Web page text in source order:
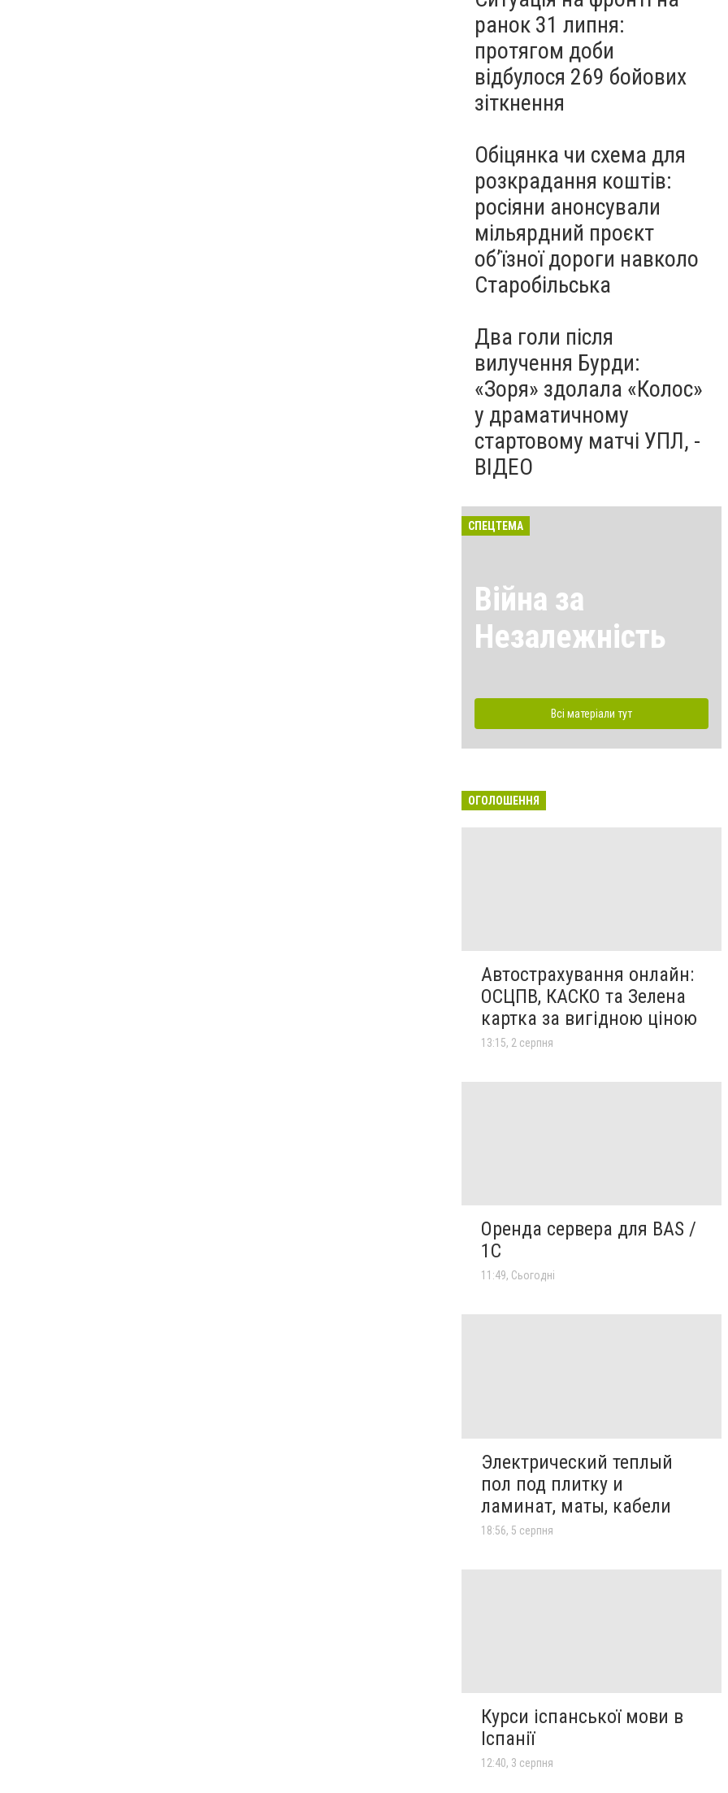
ранок 31 липня:
протягом доби
відбулося 269 бойових
зіткнення
Обіцянка чи схема для
розкрадання коштів:
росіяни анонсували
мільярдний проєкт
об’їзної дороги навколо
Старобільська
Два голи після
вилучення Бурди:
«Зоря» здолала «Колос»
у драматичному
стартовому матчі УПЛ, -
ВІДЕО
СПЕЦТЕМА
Війна за
Незалежність
Всі матеріали тут
ОГОЛОШЕННЯ
Автострахування онлайн:
ОСЦПВ, КАСКО та Зелена
картка за вигідною ціною
13:15, 2 серпня
Оренда сервера для BAS /
1C
11:49, Сьогодні
Электрический теплый
пол под плитку и
ламинат, маты, кабели
18:56, 5 серпня
Курси іспанської мови в
Іспанії
12:40, 3 серпня